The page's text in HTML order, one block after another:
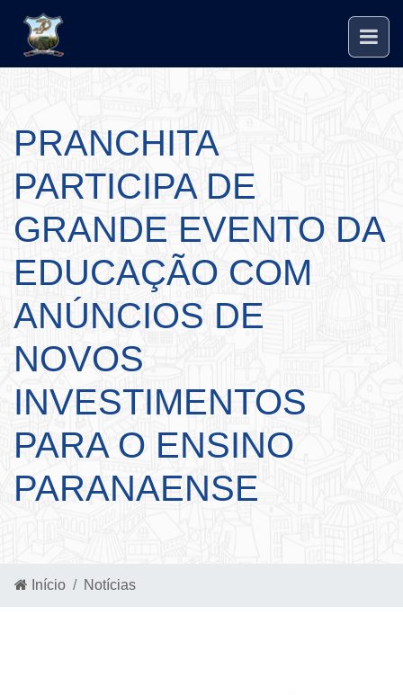
PRANCHITA
PARTICIPA DE
GRANDE EVENTO DA
EDUCAÇÃO COM
ANÚNCIOS DE
NOVOS
INVESTIMENTOS
PARA O ENSINO
PARANAENSE
Início Notícias